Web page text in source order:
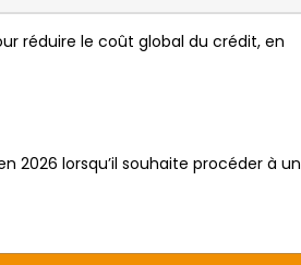
réduire le coût global du crédit, en
2026 lorsqu’il souhaite procéder à un